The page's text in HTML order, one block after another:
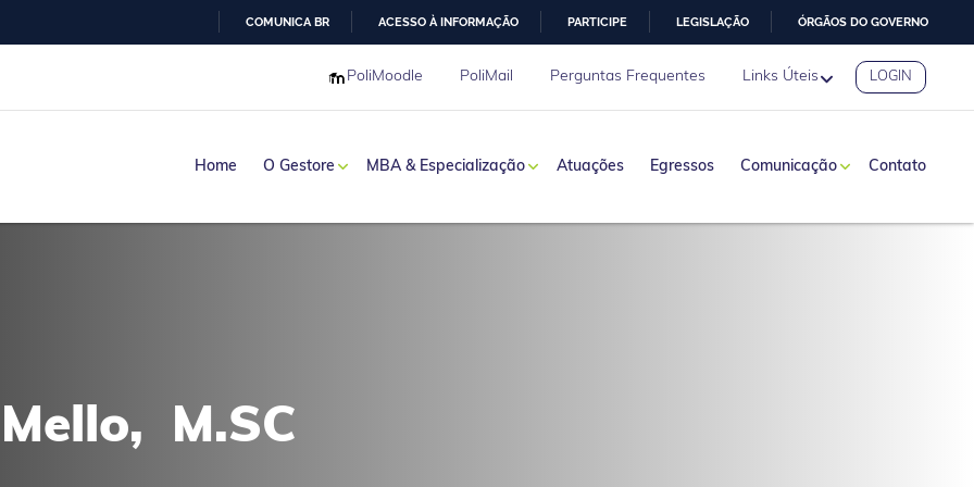
O
COMUNICA BR ACESSO À INFORMAÇÃO PARTICIPE LEGISLAÇÃO ÓRGÃOS DO GOVERNO
PoliMoodle PoliMail Perguntas Frequentes Links Úteis LOGIN
Home O Gestore MBA & Especialização Atuações Egressos Comunicação Contato
M.SC